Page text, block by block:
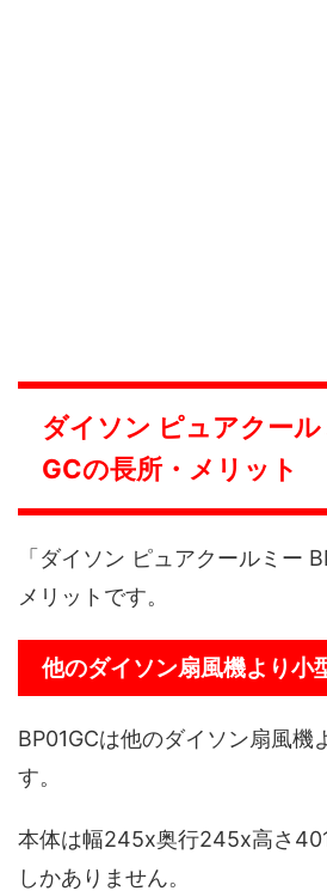
ダイソン ピュアクール
GCの長所・メリット
「ダイソン ピュアクールミー
メリットです。
他のダイソン扇風機より小
BP01GCは他のダイソン扇風機
す。
本体は幅245x奥行245x高さ
しかありません。